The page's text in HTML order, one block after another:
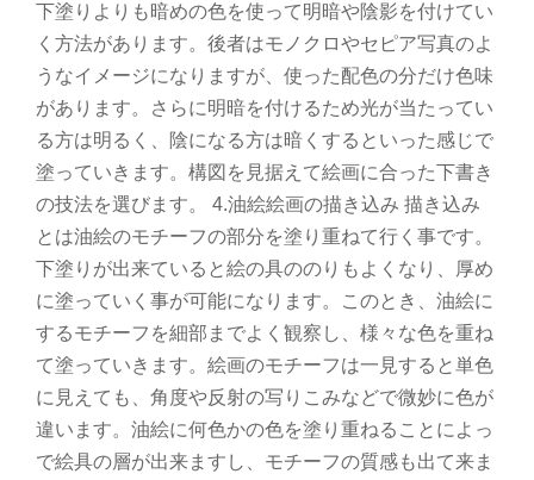
下塗りよりも暗めの色を使って明暗や陰影を付けてい
く方法があります。後者はモノクロやセピア写真のよ
うなイメージになりますが、使った配色の分だけ色味
があります。さらに明暗を付けるため光が当たってい
る方は明るく、陰になる方は暗くするといった感じで
塗っていきます。構図を見据えて絵画に合った下書き
の技法を選びます。 4.油絵絵画の描き込み 描き込み
とは油絵のモチーフの部分を塗り重ねて行く事です。
下塗りが出来ていると絵の具ののりもよくなり、厚め
に塗っていく事が可能になります。このとき、油絵に
するモチーフを細部までよく観察し、様々な色を重ね
て塗っていきます。絵画のモチーフは一見すると単色
に見えても、角度や反射の写りこみなどで微妙に色が
違います。油絵に何色かの色を塗り重ねることによっ
で絵具の層が出来ますし、モチーフの質感も出て来ま